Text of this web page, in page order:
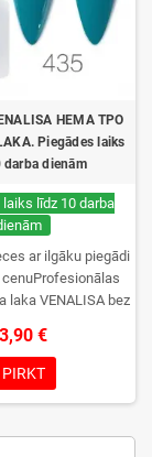
HEMA TPO
Piegādes laiks
darba dienām
laiks līdz 10 darba
ar ilgāku piegādi
laka VENALISA bez
lieliska sacietēšana
un ilgstoša
flakons iepakots
jūs.
3,90 €
PIRKT